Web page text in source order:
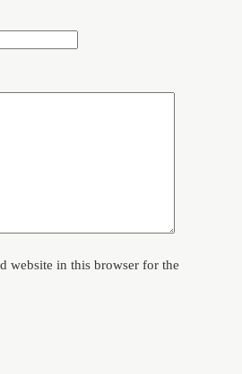
website in this browser for the